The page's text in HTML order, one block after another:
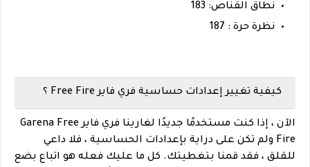
نطاق القناص: 183
نظرة حرة : 187
كيفية تغيير إعدادات حساسية فري فاير Free Fire ؟
الآن ، إذا كنت مستخدمًا جديدًا لغارينا فري فاير Garena Free
Fire ولم تكن على دراية بإعدادات الحساسية ، فلا داعي
للقلق ، فقد قمنا بتغطيتك. كل ما عليك فعله هو اتباع بضع